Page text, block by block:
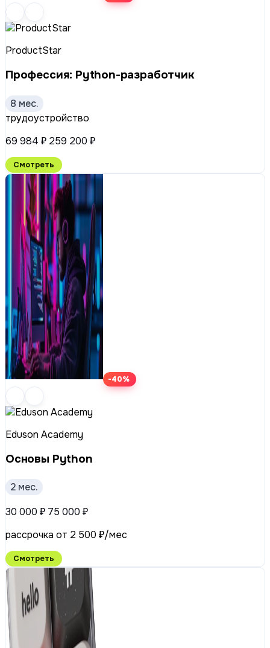
ProductStar
Профессия: Python-разработчик
8 мес.
трудоустройство
69 984 ₽ 259 200 ₽
Смотреть
-40%
Eduson Academy
Основы Python
2 мес.
30 000 ₽ 75 000 ₽
рассрочка от 2 500 ₽/мес
Смотреть